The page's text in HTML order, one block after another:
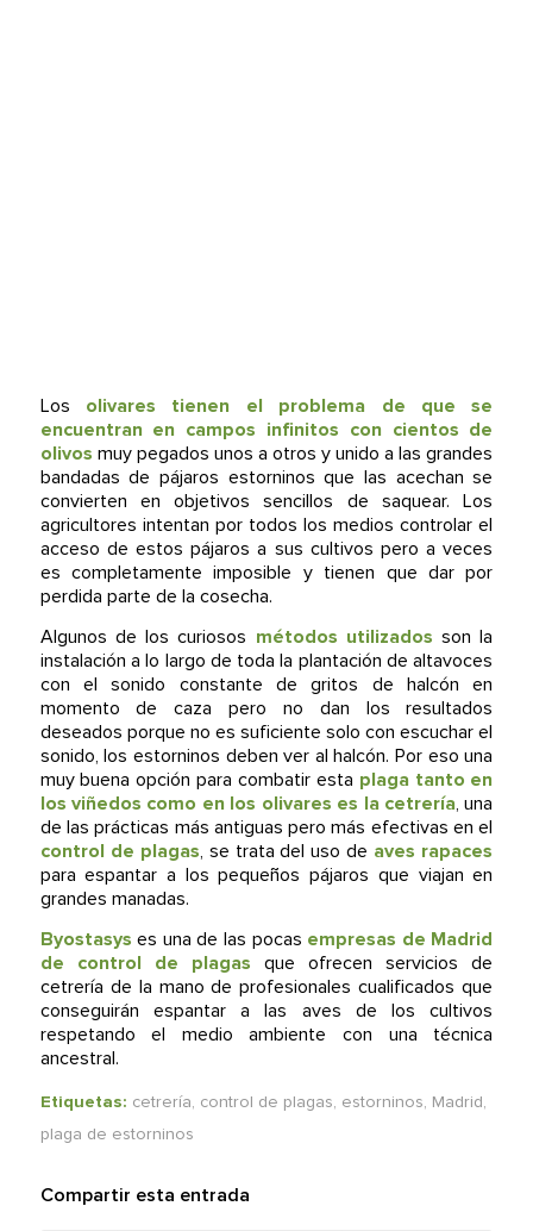
Los olivares tienen el problema de que se
encuentran en campos infinitos con cientos de
olivos muy pegados unos a otros y unido a las grandes
bandadas de pájaros estorninos que las acechan se
convierten en objetivos sencillos de saquear. Los
agricultores intentan por todos los medios controlar el
acceso de estos pájaros a sus cultivos pero a veces
es completamente imposible y tienen que dar por
perdida parte de la cosecha.
Algunos de los curiosos métodos utilizados son la
instalación a lo largo de toda la plantación de altavoces
con el sonido constante de gritos de halcón en
momento de caza pero no dan los resultados
deseados porque no es suficiente solo con escuchar el
sonido, los estorninos deben ver al halcón. Por eso una
muy buena opción para combatir esta plaga tanto en
los viñedos como en los olivares es la cetrería, una
de las prácticas más antiguas pero más efectivas en el
control de plagas, se trata del uso de aves rapaces
para espantar a los pequeños pájaros que viajan en
grandes manadas.
Byostasys es una de las pocas empresas de Madrid
de control de plagas que ofrecen servicios de
cetrería de la mano de profesionales cualificados que
conseguirán espantar a las aves de los cultivos
respetando el medio ambiente con una técnica
ancestral.
Etiquetas: cetrería, control de plagas, estorninos, Madrid,
plaga de estorninos
Compartir esta entrada